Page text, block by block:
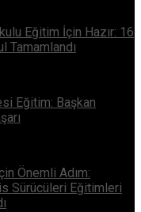
Eğitim İçin Hazır: 16
Tamamlandı
Eğitim: Başkan
Önemli Adım:
Sürücüleri Eğitimleri